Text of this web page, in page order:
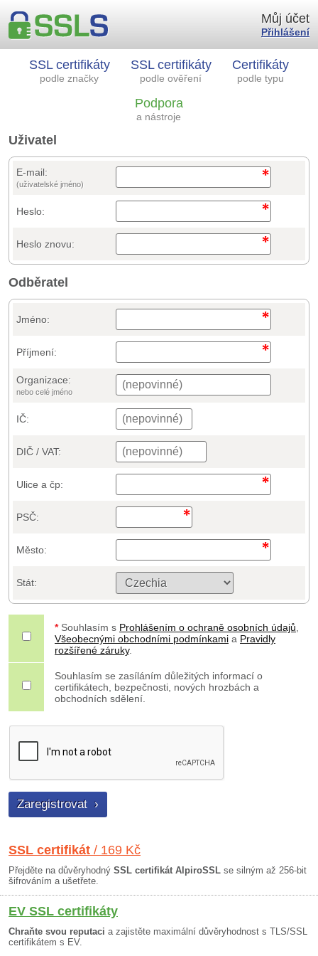
SSL certifikáty
podle značky
SSL certifikáty
podle ověření
Certifikáty
podle typu
Podpora
a nástroje
Můj účet
Přihlášení
Uživatel
E-mail:
(uživatelské jméno)
Heslo:
Heslo znovu:
Odběratel
Jméno:
Příjmení:
Organizace:
nebo celé jméno
IČ:
DIČ / VAT:
Ulice a čp:
PSČ:
Město:
Stát:
* Souhlasím s Prohlášením o ochraně osobních údajů
Všeobecnými obchodními podmínkami a Pravidly
rozšířené záruky.
Souhlasím se zasíláním důležitých informací o
certifikátech, bezpečnosti, nových hrozbách a
obchodních sdělení.
SSL certifikát / 169 Kč
Přejděte na důvěryhodný SSL certifikát AlpiroSSL se silným až 256-bit
šifrováním a ušetřete.
EV SSL certifikáty
Chraňte svou reputaci a zajistěte maximální důvěryhodnost s TLS/SSL
certifikátem s EV.